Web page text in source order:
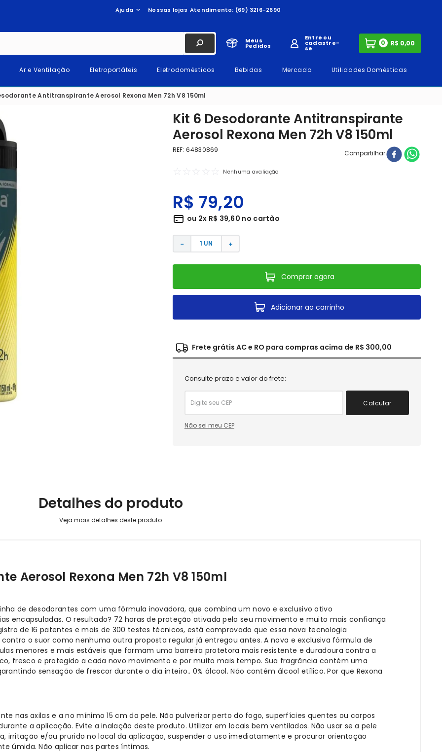
Ajuda Nossas lojas Atendimento: (69) 3216-2690
Meus
Pedidos
Entre ou
cadastre-
se
0
Ar e Ventilação Eletroportáteis Eletrodomésticos Bebidas Mercado Utilidades Domésticas
Antitranspirante Aerosol Rexona Men 72h V8 150ml
Kit 6 Desodorante Antitranspirante
Aerosol Rexona Men 72h V8 150ml
REF:64830869 Compartilhar
☆ ☆ ☆ ☆ ☆ Nenhuma avaliação
R$ 79,20
ou 2x R$ 39,60 no cartão
＋
－
Comprar agora
Adicionar ao carrinho
Frete grátis AC e RO para compras acima de R$ 300,00
Consulte prazo e valor do frete:
Calcular
Não sei meu CEP
Detalhes do produto
Aerosol Rexona Men 72h V8 150ml
de desodorantes com uma fórmula inovadora, que combina um novo e exclusivo ativo
encapsuladas. O resultado? 72 horas de proteção ativada pelo seu movimento e muito mais confiança
de 16 patentes e mais de 300 testes técnicos, está comprovado que essa nova tecnologia
o suor como nenhuma outra proposta regular já entregou antes. A nova e exclusiva fórmula de
menores e mais estáveis que formam uma barreira protetora mais resistente e duradoura contra a
fresco e protegido a cada novo movimento e por muito mais tempo. Sua fragrância contém uma
sensação de frescor durante o dia inteiro.. 0% álcool. Não contém álcool etílico. Por que Rexona
nas axilas e a no mínimo 15 cm da pele. Não pulverizar perto do fogo, superfícies quentes ou corpos
a aplicação. Evite a inalação deste produto. Utilizar em locais bem ventilados. Não usar se a pele
irritação e/ou prurido no local da aplicação, suspender o uso imediatamente e procurar orientação
úmida. Não aplicar nas partes íntimas.